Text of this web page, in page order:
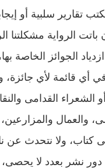
تقارير سلبية أو
باتت الرواية مشكلتنا
ازدياد الجوائز الخاصة
أي قائمة لأي
أو الشعراء القدامى
والعمال
إلى كتاب، ولا نتحدث
دور نشر بعدد لا